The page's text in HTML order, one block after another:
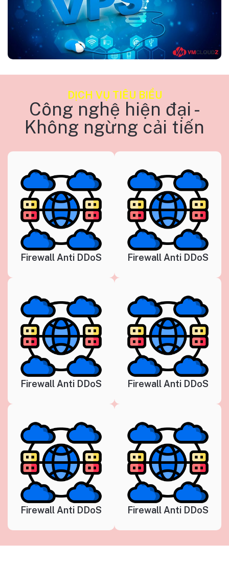
DỊCH VỤ TIÊU BIỂU
Công nghệ hiện đại -
Không ngừng cải tiến
Firewall Anti DDoS Firewall Anti DDoS
Firewall Anti DDoS Firewall Anti DDoS
Firewall Anti DDoS Firewall Anti DDoS